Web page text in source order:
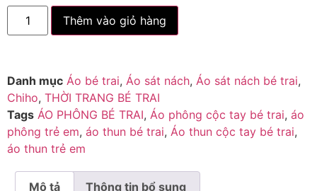
Thêm vào giỏ hàng
Danh mục Áo bé trai, Áo sát nách, Áo sát nách bé trai,
Chiho, THỜI TRANG BÉ TRAI
Tags ÁO PHÔNG BÉ TRAI, Áo phông cộc tay bé trai, áo
phông trẻ em, áo thun bé trai, Áo thun cộc tay bé trai,
áo thun trẻ em
Mô tả Thông tin bổ sung